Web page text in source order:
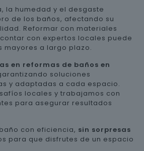
la humedad y el desgaste
de los baños, afectando su
Reformar con materiales
con expertos locales puede
mayores a largo plazo.
en reformas de baños en
soluciones
y adaptadas a cada espacio.
locales y trabajamos con
para asegurar resultados
con eficiencia, sin sorpresas
para que disfrutes de un espacio